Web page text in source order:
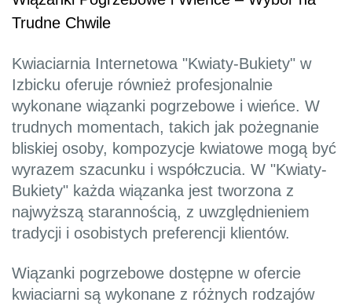
Trudne Chwile
Kwiaciarnia Internetowa "Kwiaty-Bukiety" w
Izbicku oferuje również profesjonalnie
wykonane wiązanki pogrzebowe i wieńce. W
trudnych momentach, takich jak pożegnanie
bliskiej osoby, kompozycje kwiatowe mogą być
wyrazem szacunku i współczucia. W "Kwiaty-
Bukiety" każda wiązanka jest tworzona z
najwyższą starannością, z uwzględnieniem
tradycji i osobistych preferencji klientów.
Wiązanki pogrzebowe dostępne w ofercie
kwiaciarni są wykonane z różnych rodzajów